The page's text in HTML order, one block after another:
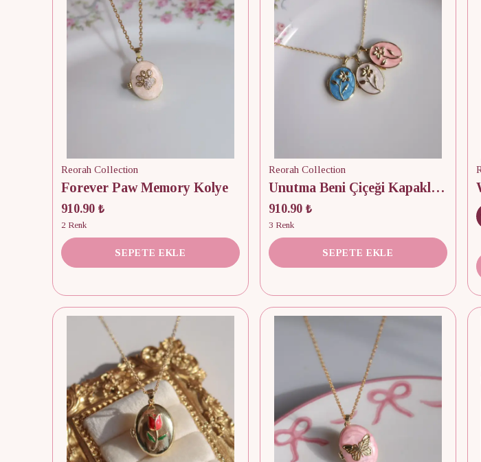
Reorah Collection
Forever Paw Memory Kolye
910.90 ₺
2 Renk
SEPETE EKLE
Reorah Collection
Unutma Beni Çiçeği Kapaklı fotoğraflı Kolye
910.90 ₺
3 Renk
SEPETE EKLE